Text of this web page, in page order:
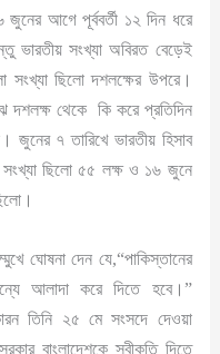
জুনের আগে পূর্ববর্তী ১২ দিন ধরে
ভারতীয় সংখ্যা অবিরত বেড়েই
সংখ্যা ছিলো দশলক্ষের উপরে।
দশলক্ষ থেকে কি করে প্রতিদিন
৭ তারিখে ভারতীয় হিসাব
ছিলো ৫৫ লক্ষ ও ১৬ জুনে
ঘোষনা দেন যে,“পাকিস্তানের
আলাদা করে দিতে হবে।”
তিনি ২৫ মে সংসদে দেওয়া
বাংলাদেশকে স্বীকৃতি দিতে